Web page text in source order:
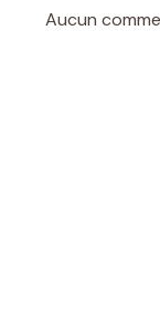
Aucun